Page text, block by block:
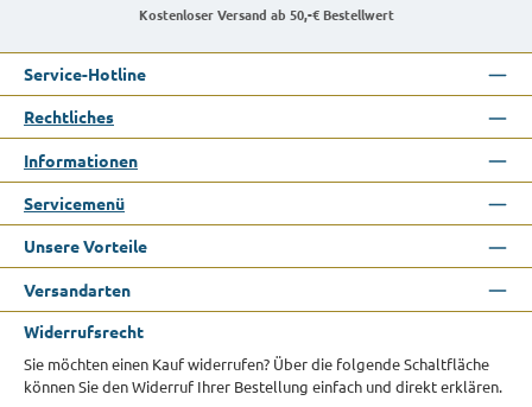
Kostenloser Versand ab 50,-€ Bestellwert
Service-Hotline
Rechtliches
Informationen
Servicemenü
Unsere Vorteile
Versandarten
Widerrufsrecht
Sie möchten einen Kauf widerrufen? Über die folgende Schaltfläche
können Sie den Widerruf Ihrer Bestellung einfach und direkt erklären.